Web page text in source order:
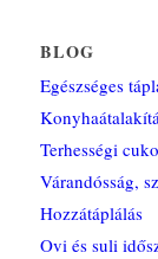
BLOG
Egészséges
Terhességi
Várandósság,
Hozzátáplálás
Ovi és suli